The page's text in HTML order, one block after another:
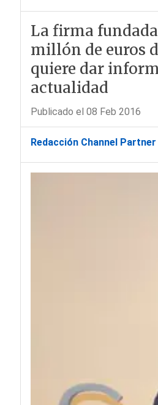
La firma
millón de euros
quiere dar
actualidad
Publicado el 08 Feb 2016
Redacción Channel Partner